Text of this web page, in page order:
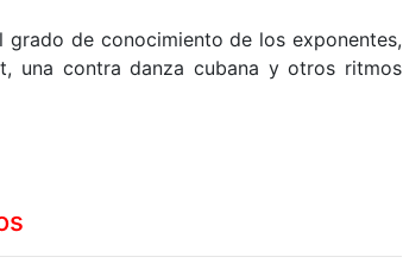
de conocimiento de los exponentes,
una contra danza cubana y otros ritmos